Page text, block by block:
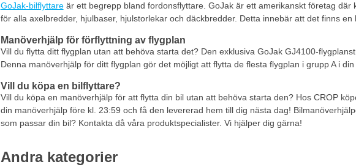
GoJak-bilflyttareär ett begrepp bland fordonsflyttare. GoJak är ett amerikanskt företag
för alla axelbredder, hjulbaser, hjulstorlekar och däckbredder. Detta innebär att det finns
Manöverhjälp för förflyttning av flygplan
Vill du flytta ditt flygplan utan att behöva starta det? Den exklusiva GoJak GJ4100-
Denna manöverhjälp för ditt flygplan gör det möjligt att flytta de flesta flygplan i grupp A i
Vill du köpa en bilflyttare?
Vill du köpa en manöverhjälp för att flytta din bil utan att behöva starta den? Hos CROP
din manöverhjälp före kl. 23:59 och få den levererad hem till dig nästa dag!
som passar din bil? Kontakta då våra produktspecialister. Vi hjälper dig gärna!
Andra kategorier